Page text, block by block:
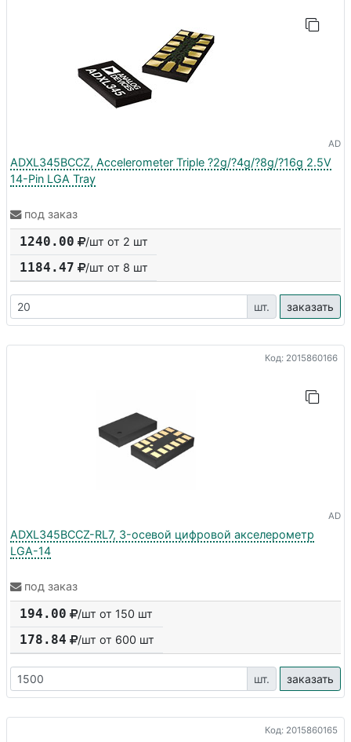
AD
ADXL345BCCZ, Accelerometer Triple ?2g/?4g/?8g/?16g 2.5V
14-Pin LGA Tray
под заказ
1240.00 /шт от 2 шт
1184.47 /шт от 8 шт
шт. заказать
Код: 2015860166
AD
ADXL345BCCZ-RL7, 3-осевой цифровой акселерометр
LGA-14
под заказ
194.00 /шт от 150 шт
178.84 /шт от 600 шт
шт. заказать
Код: 2015860165